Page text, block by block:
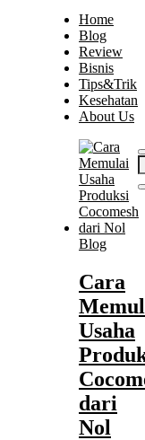
Home
Blog
Review
Bisnis
Tips&Trik
Kesehatan
About Us
Blog
Cara
Usaha
dari
Nol